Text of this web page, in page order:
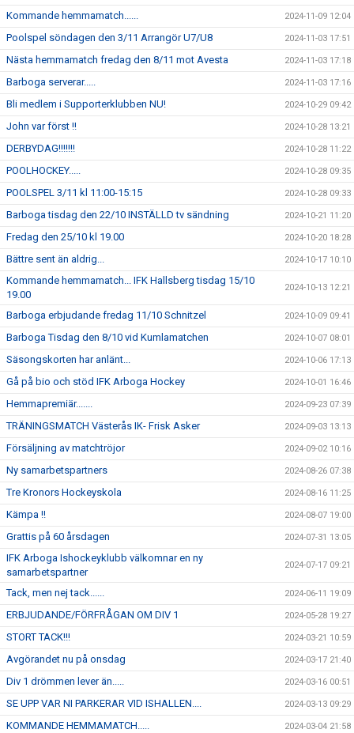
Kommande hemmamatch...... 2024-11-09 12:04
Poolspel söndagen den 3/11 Arrangör U7/U8 2024-11-03 17:51
Nästa hemmamatch fredag den 8/11 mot Avesta 2024-11-03 17:18
Barboga serverar..... 2024-11-03 17:16
Bli medlem i Supporterklubben NU! 2024-10-29 09:42
John var först !! 2024-10-28 13:21
DERBYDAG!!!!!!! 2024-10-28 11:22
POOLHOCKEY..... 2024-10-28 09:35
POOLSPEL 3/11 kl 11:00-15:15 2024-10-28 09:33
Barboga tisdag den 22/10 INSTÄLLD tv sändning 2024-10-21 11:20
Fredag den 25/10 kl 19.00 2024-10-20 18:28
Bättre sent än aldrig... 2024-10-17 10:10
Kommande hemmamatch... IFK Hallsberg tisdag 15/10
19.00
2024-10-13 12:21
Barboga erbjudande fredag 11/10 Schnitzel 2024-10-09 09:41
Barboga Tisdag den 8/10 vid Kumlamatchen 2024-10-07 08:01
Säsongskorten har anlänt... 2024-10-06 17:13
Gå på bio och stöd IFK Arboga Hockey 2024-10-01 16:46
Hemmapremiär....... 2024-09-23 07:39
TRÄNINGSMATCH Västerås IK- Frisk Asker 2024-09-03 13:13
Försäljning av matchtröjor 2024-09-02 10:16
Ny samarbetspartners 2024-08-26 07:38
Tre Kronors Hockeyskola 2024-08-16 11:25
Kämpa !! 2024-08-07 19:00
Grattis på 60 årsdagen 2024-07-31 13:05
IFK Arboga Ishockeyklubb välkomnar en ny
samarbetspartner
2024-07-17 09:21
Tack, men nej tack...... 2024-06-11 19:09
ERBJUDANDE/FÖRFRÅGAN OM DIV 1 2024-05-28 19:27
STORT TACK!!! 2024-03-21 10:59
Avgörandet nu på onsdag 2024-03-17 21:40
Div 1 drömmen lever än..... 2024-03-16 00:51
SE UPP VAR NI PARKERAR VID ISHALLEN.... 2024-03-13 09:29
KOMMANDE HEMMAMATCH..... 2024-03-04 21:58